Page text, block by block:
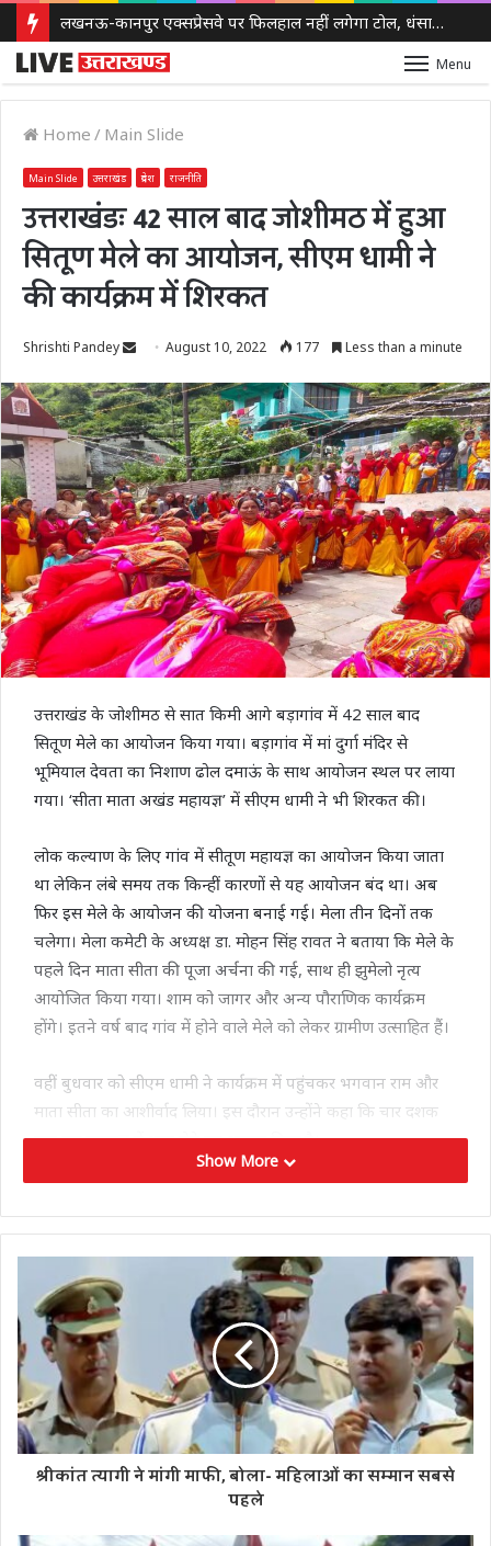
लखनऊ-कानपुर एक्सप्रेसवे पर फिलहाल नहीं लगेगा टोल, धंसाव के बाद NHAI का बड़ा फैसला
Menu
Home / Main Slide
Main Slide उत्तराखंड प्रदेश राजनीति
उत्तराखंडः 42 साल बाद जोशीमठ में हुआ
सितूण मेले का आयोजन, सीएम धामी ने
की कार्यक्रम में शिरकत
Shrishti Pandey
Send
email
August 10, 2022 177 Less than a minute
उत्तराखंड के जोशीमठ से सात किमी आगे बड़ागांव में 42 साल बाद
सितूण मेले का आयोजन किया गया। बड़ागांव में मां दुर्गा मंदिर से
भूमियाल देवता का निशाण ढोल दमाऊं के साथ आयोजन स्थल पर लाया
गया। ‘सीता माता अखंड महायज्ञ’ में सीएम धामी ने भी शिरकत की।
लोक कल्याण के लिए गांव में सीतूण महायज्ञ का आयोजन किया जाता
था लेकिन लंबे समय तक किन्हीं कारणों से यह आयोजन बंद था। अब
फिर इस मेले के आयोजन की योजना बनाई गई। मेला तीन दिनों तक
चलेगा। मेला कमेटी के अध्यक्ष डा. मोहन सिंह रावत ने बताया कि मेले के
पहले दिन माता सीता की पूजा अर्चना की गई, साथ ही झुमेलो नृत्य
आयोजित किया गया। शाम को जागर और अन्य पौराणिक कार्यक्रम
होंगे। इतने वर्ष बाद गांव में होने वाले मेले को लेकर ग्रामीण उत्साहित हैं।
वहीं बुधवार को सीएम धामी ने कार्यक्रम में पहुंचकर भगवान राम और
माता सीता का आशीर्वाद लिया। इस दौरान उन्होंने कहा कि चार दशक
बाद इस महायज्ञ में भाग लेने का अवसर मिला है।
Show More
श्रीकांत त्यागी ने मांगी माफी, बोला- महिलाओं का सम्मान सबसे
पहले